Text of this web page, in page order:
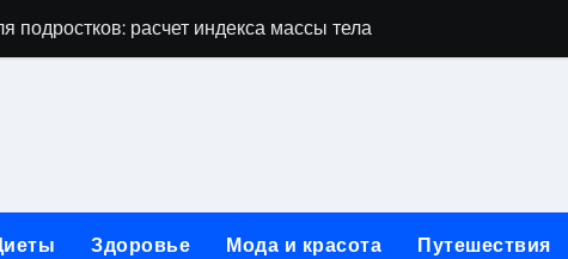
по возрасту, росту и полу
и методы диагностики и лечения
Здоровье Мода и красота Путешествия